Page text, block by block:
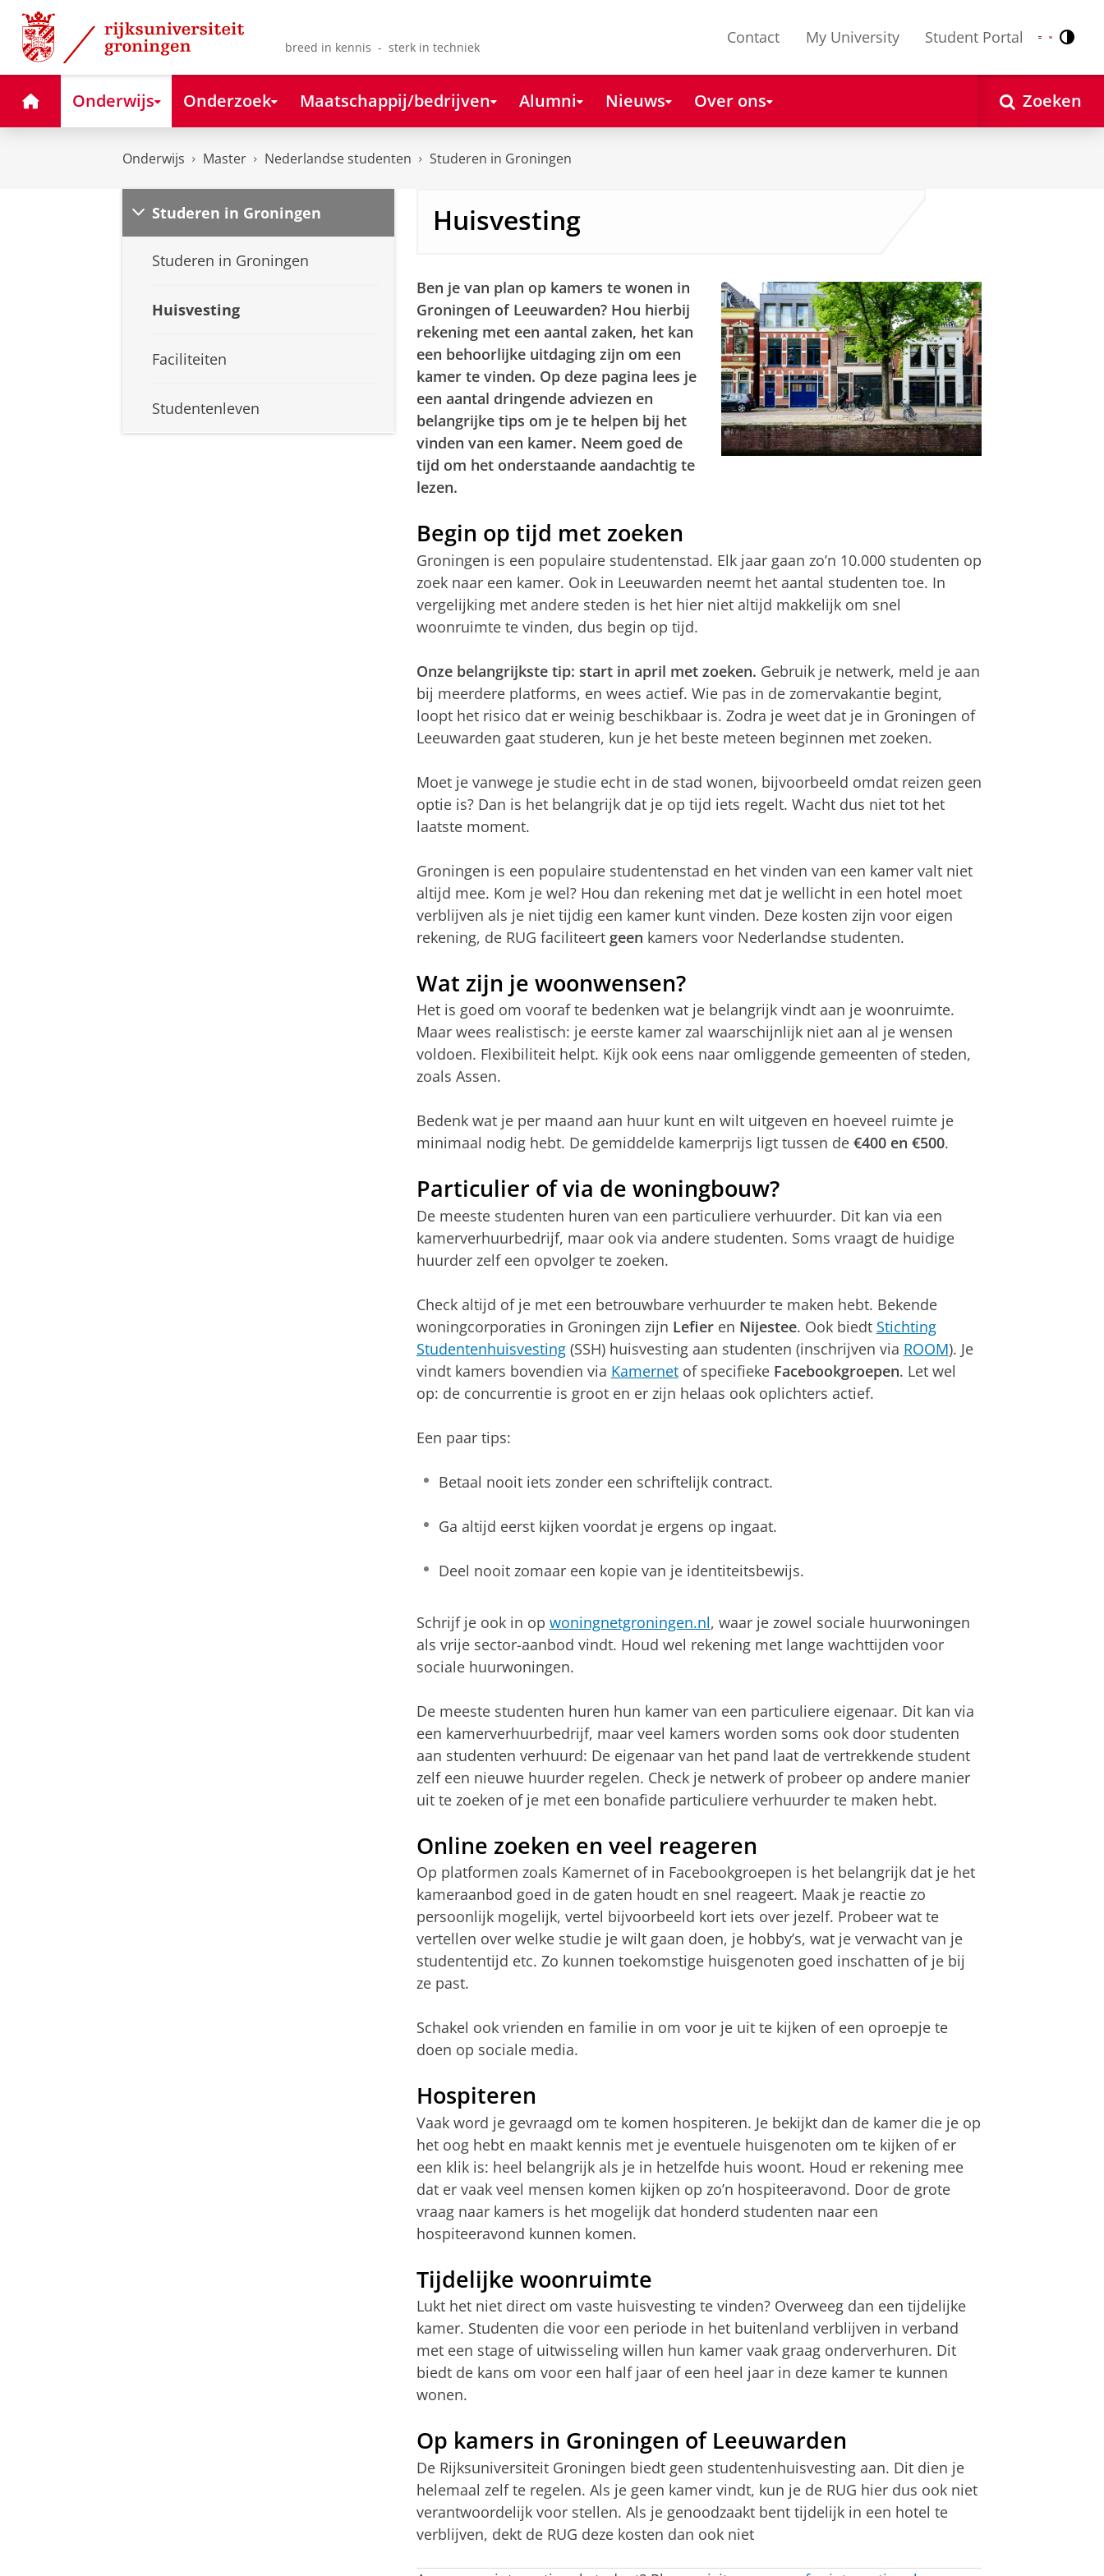
Skip
Content
Skip
Navigation
breed in kennis - sterk in techniek
Contact My University Student Portal Nederlands
English
HomeOnderwijs Onderzoek Maatschappij/bedrijven Alumni Nieuws Over ons Zoeken
Onderwijs Master Nederlandse studenten Studeren in Groningen
Studeren in Groningen
Studeren in Groningen
Huisvesting
Faciliteiten
Studentenleven
Huisvesting
Ben je van plan op kamers te wonen in
Groningen of Leeuwarden? Hou hierbij
rekening met een aantal zaken, het kan
een behoorlijke uitdaging zijn om een
kamer te vinden. Op deze pagina lees je
een aantal dringende adviezen en
belangrijke tips om je te helpen bij het
vinden van een kamer. Neem goed de
tijd om het onderstaande aandachtig te
lezen.
Begin op tijd met zoeken
Groningen is een populaire studentenstad. Elk jaar gaan zo’n 10.000 studenten op
zoek naar een kamer. Ook in Leeuwarden neemt het aantal studenten toe. In
vergelijking met andere steden is het hier niet altijd makkelijk om snel
woonruimte te vinden, dus begin op tijd.
Onze belangrijkste tip: start in april met zoeken. Gebruik je netwerk, meld je aan
bij meerdere platforms, en wees actief. Wie pas in de zomervakantie begint,
loopt het risico dat er weinig beschikbaar is. Zodra je weet dat je in Groningen of
Leeuwarden gaat studeren, kun je het beste meteen beginnen met zoeken.
Moet je vanwege je studie echt in de stad wonen, bijvoorbeeld omdat reizen geen
optie is? Dan is het belangrijk dat je op tijd iets regelt. Wacht dus niet tot het
laatste moment.
Groningen is een populaire studentenstad en het vinden van een kamer valt niet
altijd mee. Kom je wel? Hou dan rekening met dat je wellicht in een hotel moet
verblijven als je niet tijdig een kamer kunt vinden. Deze kosten zijn voor eigen
rekening, de RUG faciliteert geen kamers voor Nederlandse studenten.
Wat zijn je woonwensen?
Het is goed om vooraf te bedenken wat je belangrijk vindt aan je woonruimte.
Maar wees realistisch: je eerste kamer zal waarschijnlijk niet aan al je wensen
voldoen. Flexibiliteit helpt. Kijk ook eens naar omliggende gemeenten of steden,
zoals Assen.
Bedenk wat je per maand aan huur kunt en wilt uitgeven en hoeveel ruimte je
minimaal nodig hebt. De gemiddelde kamerprijs ligt tussen de €400 en €500.
Particulier of via de woningbouw?
De meeste studenten huren van een particuliere verhuurder. Dit kan via een
kamerverhuurbedrijf, maar ook via andere studenten. Soms vraagt de huidige
huurder zelf een opvolger te zoeken.
Check altijd of je met een betrouwbare verhuurder te maken hebt. Bekende
woningcorporaties in Groningen zijn Lefieren Nijestee. Ook biedt Stichting
Studentenhuisvesting(SSH) huisvesting aan studenten (inschrijven via ROOM). Je
vindt kamers bovendien via Kamernetof specifieke Facebookgroepen. Let wel
op: de concurrentie is groot en er zijn helaas ook oplichters actief.
Een paar tips:
Betaal nooit iets zonder een schriftelijk contract.
Ga altijd eerst kijken voordat je ergens op ingaat.
Deel nooit zomaar een kopie van je identiteitsbewijs.
Schrijf je ook in op woningnetgroningen.nl, waar je zowel sociale huurwoningen
als vrije sector-aanbod vindt. Houd wel rekening met lange wachttijden voor
sociale huurwoningen.
De meeste studenten huren hun kamer van een particuliere eigenaar. Dit kan via
een kamerverhuurbedrijf, maar veel kamers worden soms ook door studenten
aan studenten verhuurd: De eigenaar van het pand laat de vertrekkende student
zelf een nieuwe huurder regelen. Check je netwerk of probeer op andere manier
uit te zoeken of je met een bonafide particuliere verhuurder te maken hebt.
Online zoeken en veel reageren
Op platformen zoals Kamernet of in Facebookgroepen is het belangrijk dat je het
kameraanbod goed in de gaten houdt en snel reageert. Maak je reactie zo
persoonlijk mogelijk, vertel bijvoorbeeld kort iets over jezelf. Probeer wat te
vertellen over welke studie je wilt gaan doen, je hobby’s, wat je verwacht van je
studententijd etc. Zo kunnen toekomstige huisgenoten goed inschatten of je bij
ze past.
Schakel ook vrienden en familie in om voor je uit te kijken of een oproepje te
doen op sociale media.
Hospiteren
Vaak word je gevraagd om te komen hospiteren. Je bekijkt dan de kamer die je op
het oog hebt en maakt kennis met je eventuele huisgenoten om te kijken of er
een klik is: heel belangrijk als je in hetzelfde huis woont. Houd er rekening mee
dat er vaak veel mensen komen kijken op zo’n hospiteeravond. Door de grote
vraag naar kamers is het mogelijk dat honderd studenten naar een
hospiteeravond kunnen komen.
Tijdelijke woonruimte
Lukt het niet direct om vaste huisvesting te vinden? Overweeg dan een tijdelijke
kamer. Studenten die voor een periode in het buitenland verblijven in verband
met een stage of uitwisseling willen hun kamer vaak graag onderverhuren. Dit
biedt de kans om voor een half jaar of een heel jaar in deze kamer te kunnen
wonen.
Op kamers in Groningen of Leeuwarden
De Rijksuniversiteit Groningen biedt geen studentenhuisvesting aan. Dit dien je
helemaal zelf te regelen. Als je geen kamer vindt, kun je de RUG hier dus ook niet
verantwoordelijk voor stellen. Als je genoodzaakt bent tijdelijk in een hotel te
verblijven, dekt de RUG deze kosten dan ook niet